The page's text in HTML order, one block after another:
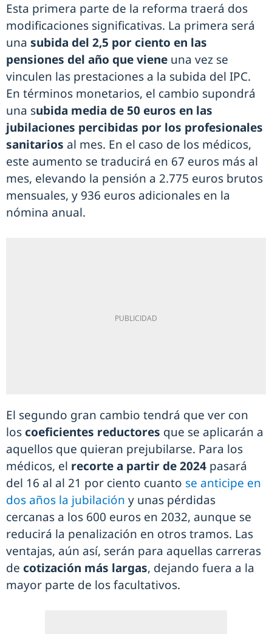
Esta primera parte de la reforma traerá dos
modificaciones significativas. La primera será
una subida del 2,5 por ciento en las
pensiones del año que viene una vez se
vinculen las prestaciones a la subida del IPC.
En términos monetarios, el cambio supondrá
una subida media de 50 euros en las
jubilaciones percibidas por los profesionales
sanitarios al mes. En el caso de los médicos,
este aumento se traducirá en 67 euros más al
mes, elevando la pensión a 2.775 euros brutos
mensuales, y 936 euros adicionales en la
nómina anual.
El segundo gran cambio tendrá que ver con
los coeficientes reductores que se aplicarán a
aquellos que quieran prejubilarse. Para los
médicos, el recorte a partir de 2024 pasará
del 16 al al 21 por ciento cuanto se anticipe en
dos años la jubilación y unas pérdidas
cercanas a los 600 euros en 2032, aunque se
reducirá la penalización en otros tramos. Las
ventajas, aún así, serán para aquellas carreras
de cotización más largas, dejando fuera a la
mayor parte de los facultativos.